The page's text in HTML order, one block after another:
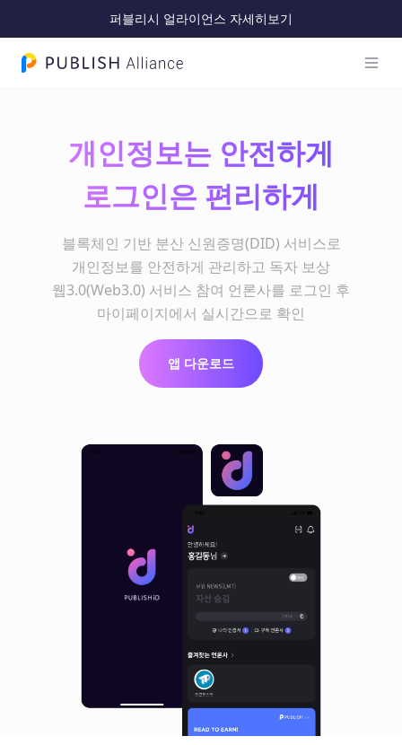
퍼블리시 얼라이언스 자세히보기
PUBLISH Alliance 로고 메인
개인정보는 안전하게
로그인은 편리하게
블록체인 기반 분산 신원증명(DID) 서비스로
개인정보를 안전하게 관리하고 독자 보상
웹3.0(Web3.0) 서비스 참여 언론사를 로그인 후
마이페이지에서 실시간으로 확인
앱 다운로드